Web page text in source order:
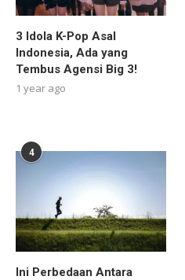
3 Idola K-Pop Asal
Indonesia, Ada yang
Tembus Agensi Big 3!
1 year ago
4
Ini Perbedaan Antara